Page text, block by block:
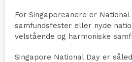
For Singaporeanere er
samfundsfester eller nyde
velstående og harmoniske
Singapore National Day er